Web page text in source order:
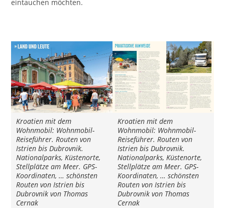
eintauchen möchten.
Kroatien mit dem
Wohnmobil: Wohnmobil-
Reiseführer. Routen von
Istrien bis Dubrovnik.
Nationalparks, Küstenorte,
Stellplätze am Meer. GPS-
Koordinaten, … schönsten
Routen von Istrien bis
Dubrovnik von Thomas
Cernak
Kroatien mit dem
Wohnmobil: Wohnmobil-
Reiseführer. Routen von
Istrien bis Dubrovnik.
Nationalparks, Küstenorte,
Stellplätze am Meer. GPS-
Koordinaten, … schönsten
Routen von Istrien bis
Dubrovnik von Thomas
Cernak